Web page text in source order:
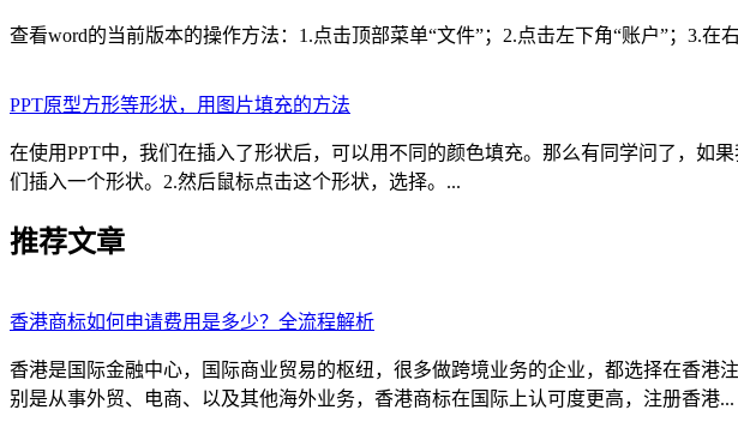
查看word的当前版本的操作方法：1.点击顶部菜单“文件”；2.点击左下角“账户”；3.在
PPT原型方形等形状，用图片填充的方法
在使用PPT中，我们在插入了形状后，可以用不同的颜色填充。那么有同学问了，如
们插入一个形状。2.然后鼠标点击这个形状，选择。...
推荐文章
香港商标如何申请费用是多少？全流程解析
香港是国际金融中心，国际商业贸易的枢纽，很多做跨境业务的企业，都选择在香
别是从事外贸、电商、以及其他海外业务，香港商标在国际上认可度更高，注册香港...